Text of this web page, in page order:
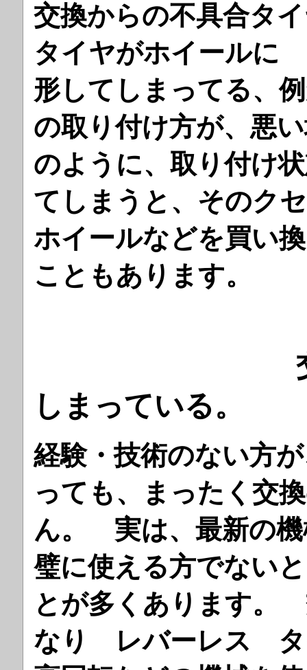
交換からの不具合タ
タイヤがホイールに
形してしまってる、
の取り付け方が、悪
のように、取り付け
てしまうと、そのク
ホイールなどを買い
こともあります。
しまっている。
経験・技術のない方
っても、まったく交
ん。 実は、最新の機
璧に使える方でない
とが多くあります。
なり レバーレス タ